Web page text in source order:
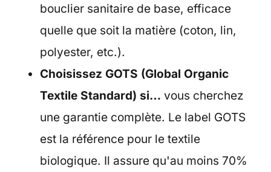
bouclier sanitaire de base, efficace
quelle que soit la matière (coton, lin,
polyester, etc.).
Choisissez GOTS (Global Organic
Textile Standard) si… vous cherchez
une garantie complète. Le label GOTS
est la référence pour le textile
biologique. Il assure qu'au moins 70%